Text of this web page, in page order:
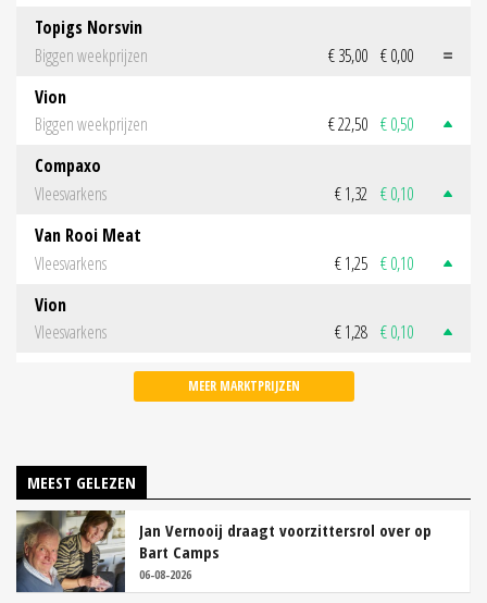
Topigs Norsvin
Biggen weekprijzen
€ 35,00 € 0,00
Vion
Biggen weekprijzen
€ 22,50 € 0,50
Compaxo
Vleesvarkens
€ 1,32 € 0,10
Van Rooi Meat
Vleesvarkens
€ 1,25 € 0,10
Vion
Vleesvarkens
€ 1,28 € 0,10
MEER MARKTPRIJZEN
MEEST GELEZEN
Jan Vernooij draagt voorzittersrol over op
Bart Camps
06-08-2026